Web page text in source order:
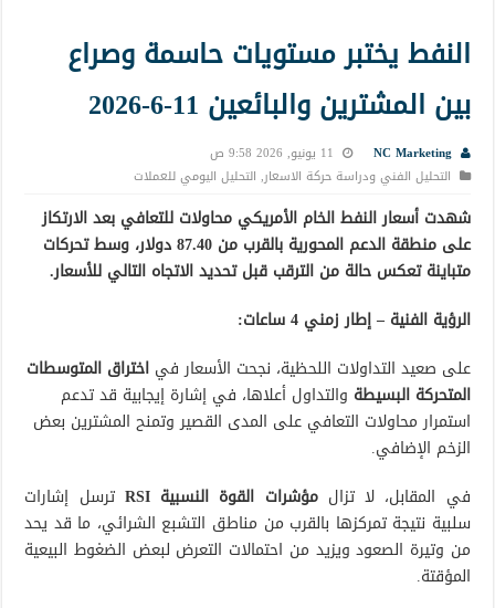
النفط يختبر مستويات حاسمة وصراع
بين المشترين والبائعين 11-6-2026
NC Marketing
11 يونيو, 2026 9:58 ص
التحليل الفني ودراسة حركة الاسعار, التحليل اليومي للعملات
شهدت أسعار النفط الخام الأمريكي محاولات للتعافي بعد الارتكاز
على منطقة الدعم المحورية بالقرب من87.40 دولار
، وسط تحركات
متباينة تعكس حالة من الترقب قبل تحديد الاتجاه التالي للأسعار.
الرؤية الفنية – إطار زمني 4 ساعات:
على صعيد التداولات اللحظية، نجحت الأسعار فياختراق المتوسطات
المتحركة البسيطة والتداول أعلاها، في إشارة إيجابية قد تدعم
استمرار محاولات التعافي على المدى القصير وتمنح المشترين بعض
الزخم الإضافي.
في المقابل، لا تزالمؤشرات القوة النسبية RSI
ترسل إشارات
سلبية نتيجة تمركزها بالقرب من مناطق التشبع الشرائي، ما قد يحد
من وتيرة الصعود ويزيد من احتمالات التعرض لبعض الضغوط البيعية
المؤقتة.